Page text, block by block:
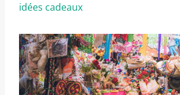
idées cadeaux